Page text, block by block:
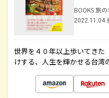
BOOKS 旅
2022.11.04
世界を４０年以上歩いてきた
けする、人生を輝かせる台湾